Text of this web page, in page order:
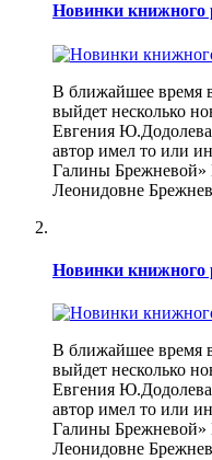
Новинки книжного
В ближайшее время
выйдет несколько
Евгения
автор имел то или
Галины Брежневой»
Леонидовне
Новинки книжного
В ближайшее время
выйдет несколько
Евгения
автор имел то или
Галины Брежневой»
Леонидовне